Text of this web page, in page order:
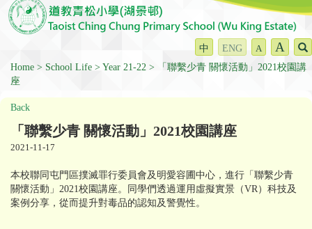
中 ENG A A
Home School Life Year 21-22
「聯繫少青 關懷活動」2021校園講
座
Back
「聯繫少青 關懷活動」2021校園講座
2021-11-17
本校聯同屯門區撲滅罪行委員會及明愛容圃中心，進行「聯繫少青
關懷活動」2021校園講座。同學們透過運用虛擬實景（VR）科技及
案例分享，從而提升對毒品的認知及警覺性。